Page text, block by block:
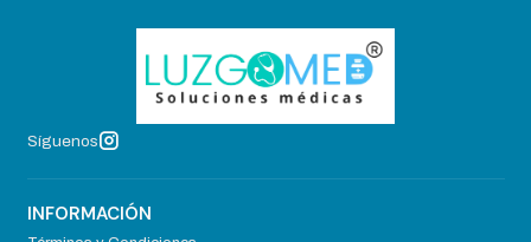
Síguenos
INFORMACIÓN